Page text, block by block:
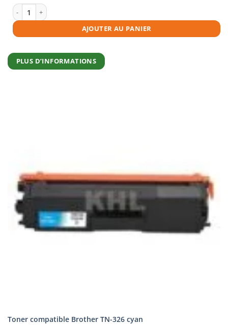
€38,95.
quantité de Toner compatible Brother TN-326 jaune
AJOUTER AU PANIER
PLUS D’INFORMATIONS
Toner compatible Brother TN-326 cyan